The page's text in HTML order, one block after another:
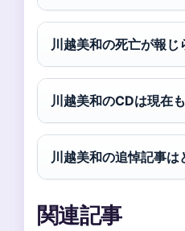
川越美和の死亡が報じ
川越美和のCDは現在
川越美和の追悼記事は
関連記事